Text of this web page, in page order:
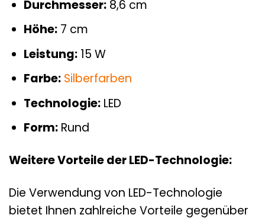
Durchmesser:8,6 cm
Höhe:7 cm
Leistung:15 W
Farbe: Silberfarben
Technologie:LED
Form:Rund
Weitere Vorteile der LED-Technologie:
Die Verwendung von LED-Technologie
bietet Ihnen zahlreiche Vorteile gegenüber